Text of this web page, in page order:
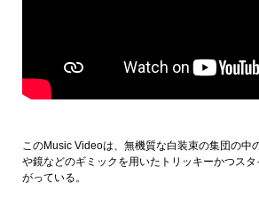
このMusic Videoは、無機質な白装束の集団の中
や鏡などのギミックを用いたトリッキーかつス
がっている。